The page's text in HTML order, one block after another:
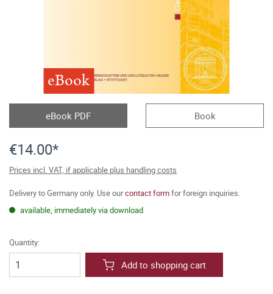
eBook
eBook PDF Book
€14.00*
Prices incl. VAT, if applicable plus handling costs
Delivery to Germany only. Use ourcontact formfor foreign inquiries.
available, immediately via download
Quantity:
Add to shopping cart